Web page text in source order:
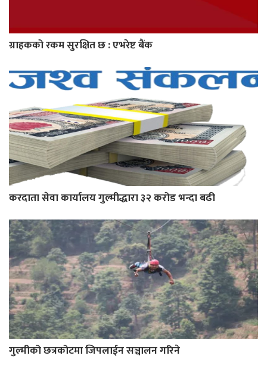
ग्राहकको रकम सुरक्षित छ : एभरेष्ट बैंक
करदाता सेवा कार्यालय गुल्मीद्धारा ३२ करोड भन्दा बढी
गुल्मीको छत्रकोटमा जिपलाईन सञ्चालन गरिने